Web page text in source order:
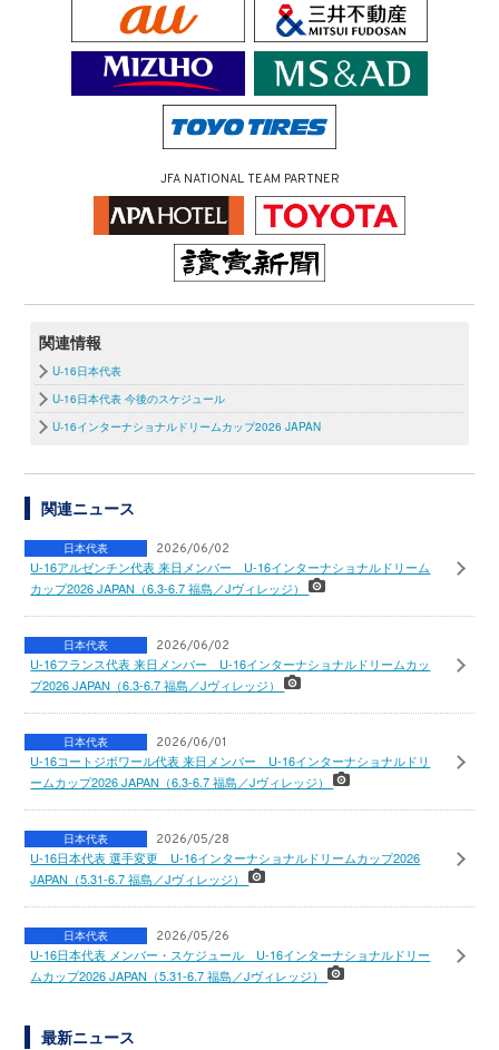
JFA NATIONAL TEAM PARTNER
関連情報
U-16日本代表
U-16日本代表 今後のスケジュール
U-16インターナショナルドリームカップ2026 JAPAN
関連ニュース
日本代表 2026/06/02
U-16アルゼンチン代表 来日メンバー U-16インターナショナルドリーム
カップ2026 JAPAN（6.3-6.7 福島／Jヴィレッジ）
日本代表 2026/06/02
U-16フランス代表 来日メンバー U-16インターナショナルドリームカッ
プ2026 JAPAN（6.3-6.7 福島／Jヴィレッジ）
日本代表 2026/06/01
U-16コートジボワール代表 来日メンバー U-16インターナショナルドリ
ームカップ2026 JAPAN（6.3-6.7 福島／Jヴィレッジ）
日本代表 2026/05/28
U-16日本代表 選手変更 U-16インターナショナルドリームカップ2026
JAPAN（5.31-6.7 福島／Jヴィレッジ）
日本代表 2026/05/26
U-16日本代表 メンバー・スケジュール U-16インターナショナルドリー
ムカップ2026 JAPAN（5.31-6.7 福島／Jヴィレッジ）
最新ニュース